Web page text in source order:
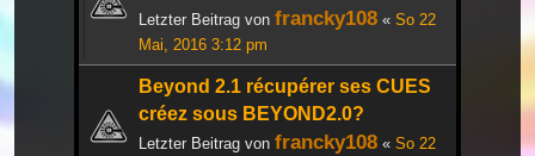
Letzter Beitrag von francky108 « So 22
Mai, 2016 3:12 pm
Beyond 2.1 récupérer ses CUES
créez sous BEYOND2.0?
Letzter Beitrag von francky108 « So 22